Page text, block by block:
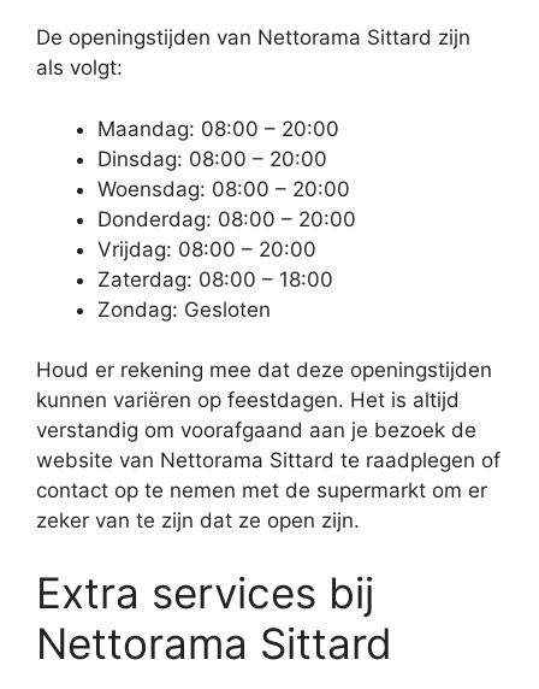
De openingstijden van Nettorama Sittard zijn
als volgt:
Maandag: 08:00 – 20:00
Dinsdag: 08:00 – 20:00
Woensdag: 08:00 – 20:00
Donderdag: 08:00 – 20:00
Vrijdag: 08:00 – 20:00
Zaterdag: 08:00 – 18:00
Zondag: Gesloten
Houd er rekening mee dat deze openingstijden
kunnen variëren op feestdagen. Het is altijd
verstandig om voorafgaand aan je bezoek de
website van Nettorama Sittard te raadplegen of
contact op te nemen met de supermarkt om er
zeker van te zijn dat ze open zijn.
Extra services bij
Nettorama Sittard